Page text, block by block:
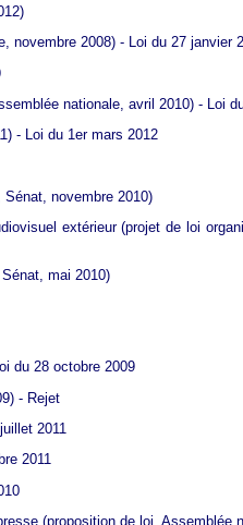
novembre 2008) - Loi du 27 janvier
nationale, avril 2010) - Loi
- Loi du 1er mars 2012
novembre 2010)
extérieur(projet de loi
mai 2010)
du 28 octobre 2009
- Rejet
2011
2011
(proposition de loi, Assemblée